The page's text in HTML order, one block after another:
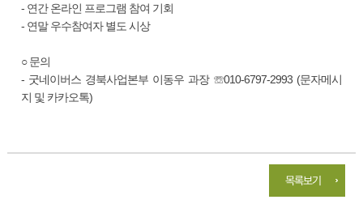
- 연간 온라인 프로그램 참여 기회
- 연말 우수참여자 별도 시상
○ 문의
- 굿네이버스 경북사업본부 이동우 과장 ☏010-6797-2993 (문자메시
지 및 카카오톡)
목록보기